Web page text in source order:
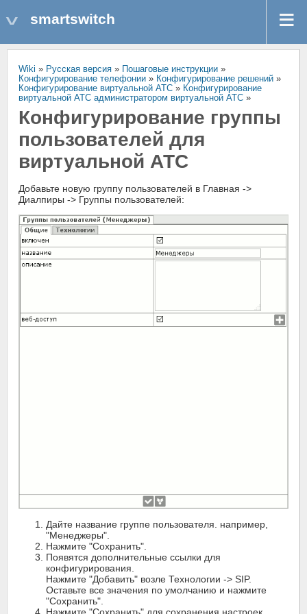
smartswitch
Wiki » Русская версия » Пошаговые инструкции »
Конфигурирование телефонии » Конфигурирование решений »
Конфигурирование виртуальной АТС » Конфигурирование
виртуальной АТС администратором виртуальной АТС »
Конфигурирование группы
пользователей для
виртуальной АТС
Добавьте новую группу пользователей в Главная ->
Диалпиры -> Группы пользователей:
Дайте название группе пользователя. например,
"Менеджеры".
Нажмите "Сохранить".
Появятся дополнительные ссылки для
конфигурирования.
Нажмите "Добавить" возле Технологии -> SIP.
Оставьте все значения по умолчанию и нажмите
"Сохранить".